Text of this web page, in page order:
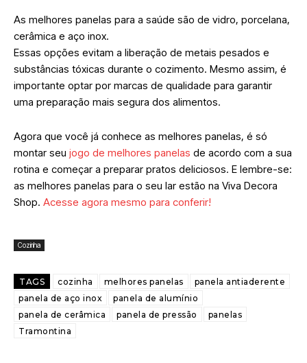
As melhores panelas para a saúde são de vidro, porcelana,
cerâmica e aço inox.
Essas opções evitam a liberação de metais pesados e
substâncias tóxicas durante o cozimento. Mesmo assim, é
importante optar por marcas de qualidade para garantir
uma preparação mais segura dos alimentos.
Agora que você já conhece as melhores panelas, é só
montar seu jogo de melhores panelas de acordo com a sua
rotina e começar a preparar pratos deliciosos. E lembre-se:
as melhores panelas para o seu lar estão na Viva Decora
Shop. Acesse agora mesmo para conferir!
Cozinha
TAGS cozinha melhores panelas
panela antiaderente
panela de aço inox
panela de alumínio
panela de cerâmica
panela de pressão
panelas
Tramontina